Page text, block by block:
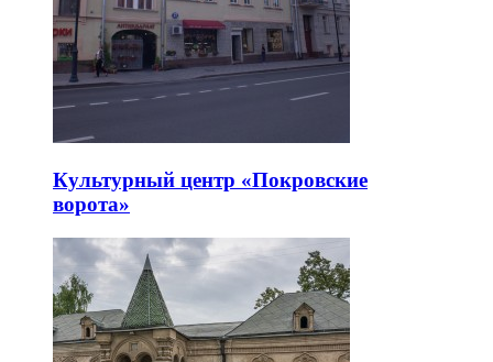
Культурный центр «Покровские
ворота»